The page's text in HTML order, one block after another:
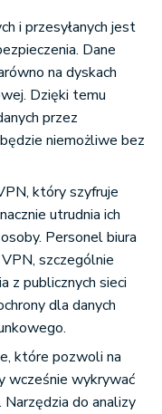
i przesyłanych jest
Dane
na dyskach
Dzięki temu
przez
niemożliwe bez
który szyfruje
utrudnia ich
Personel biura
szczególnie
z publicznych sieci
dla danych
które pozwoli na
wcześnie wykrywać
do analizy